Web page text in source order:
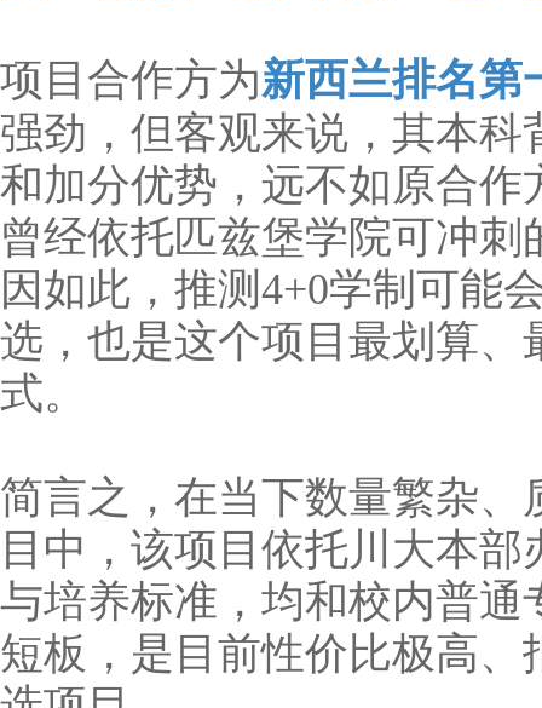
项目合作方为新西兰排名第
强劲，但客观来说，其本
和加分优势，远不如原合
曾经依托匹兹堡学院可冲
因如此，推测4+0学制可能
选，也是这个项目最划算
式。
简言之，在当下数量繁杂
目中，该项目依托川大本
与培养标准，均和校内普
短板，是目前性价比极高